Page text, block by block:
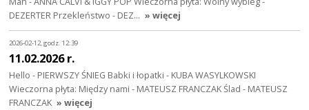
DEZERTER Przekleństwo - DEZ… » więcej
2026-02-12, godz. 12:39
11.02.2026 r.
Hello - PIERWSZY ŚNIEG Babki i łopatki - KUBA WASYLKOWSKI
Wieczorna płyta: Między nami - MATEUSZ FRANCZAK Ślad - MATEUSZ
FRANCZAK » więcej